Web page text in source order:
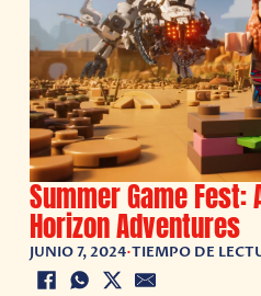
Summer Game Fest:
Horizon Adventures
JUNIO 7, 2024•TIEMPO DE